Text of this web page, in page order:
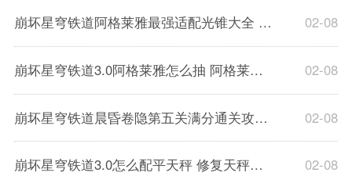
崩坏星穹铁道阿格莱雅最强适配光锥大全 阿格莱雅光锥该怎么选 02-08
崩坏星穹铁道3.0阿格莱雅怎么抽 阿格莱雅0+0还是1+0 02-08
崩坏星穹铁道晨昏卷隐第五关满分通关攻略 一声勇者的呐喊试用角色SS攻略 02-08
崩坏星穹铁道3.0怎么配平天秤 修复天秤流程攻略 02-08